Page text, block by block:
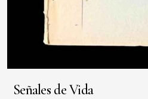
Señales de Vida